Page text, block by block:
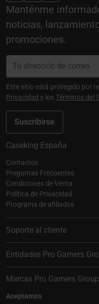
Manténme
noticias,
promociones.
Suscribirse
Este sitio está protegido por
Privacidad y losTérminos del
Caseking España
Contactos
Preguntas Frecuentes
Condiciones de Venta
Política de Privacidad
Programa de afiliados
Soporte al cliente
Entidades Pro Gamers
Marcas Pro Gamers Group
Aceptamos